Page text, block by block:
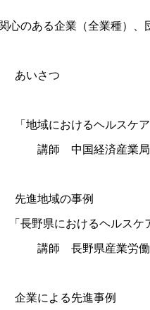
心のある企業（全業種）
あいさつ
「地域におけるヘルスケ
講師 中国経済産業
先進地域の事例
「長野県におけるヘルス
講師 長野県産業労働
企業による先進事例